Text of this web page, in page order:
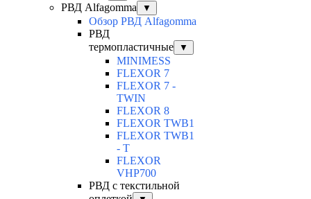
РВД Alfagomma ▼
Обзор РВД Alfagomma
РВД
термопластичные
▼
MINIMESS
FLEXOR 7
FLEXOR 7 -
TWIN
FLEXOR 8
FLEXOR TWB1
FLEXOR TWB1
- T
FLEXOR
VHP700
РВД с текстильной